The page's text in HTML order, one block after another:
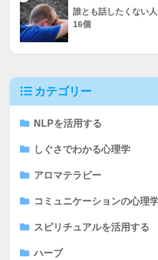
誰とも話したくない
16個
カテゴリー
NLPを活用する
しぐさでわかる心理学
アロマテラピー
コミュニケーションの心理
スピリチュアルを活用する
ハーブ